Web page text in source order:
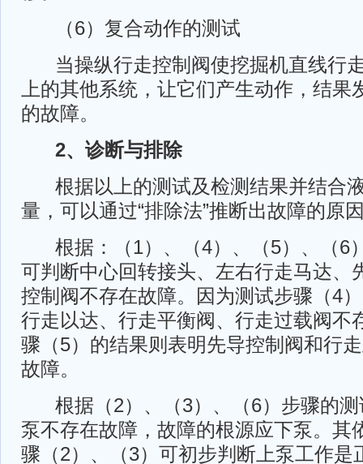
（6）复合动作的测试
当操纵行走控制阀使挖掘机直线行
上的其他系统，让它们产生动作，结果
的故障。
2、诊断与排除
根据以上的测试及检测结果并结合
量，可以通过“排除法”推断出故障的原
根据：（1）、（4）、（5）、（6
可判断中心回转接头、左右行走马达、
控制阀不存在故障。因为测试步骤（4
行走以达、行走平衡阀、行走过载阀不
骤（5）的结果则表明先导控制阀和行
故障。
根据（2）、（3）、（6）步骤的测
泵不存在故障，故障的根源应下泵。其
骤（2）、（3）可初步判断上泵工作是